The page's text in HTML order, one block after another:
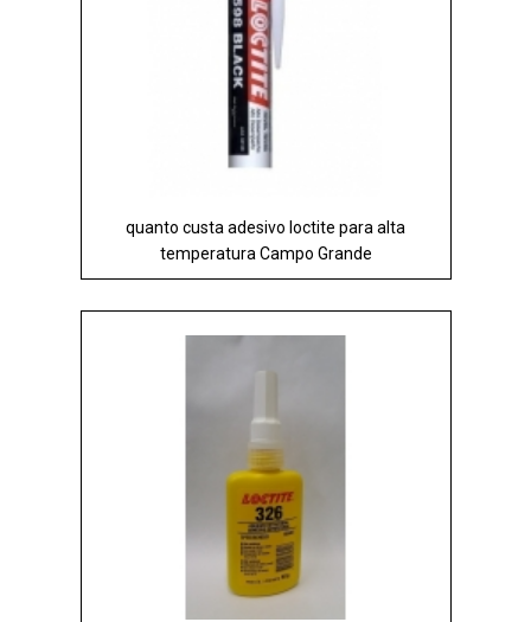
quanto custa adesivo loctite para alta
temperatura Campo Grande